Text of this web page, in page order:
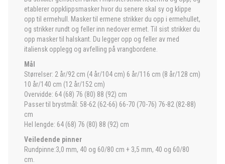
etablerer oppklippsmasker hvor du senere skal sy og klippe
opp til ermehull. Masker til ermene strikker du opp i ermehullet,
og strikker rundt og feller inn nedover ermet. Til sist strikker du
opp masker til halskant. Du legger opp og feller av med
italiensk opplegg og avfelling på vrangbordene.
Mål
Størrelser: 2 år/92 cm (4 år/104 cm) 6 år/116 cm (8 år/128 cm)
10 år/140 cm (12 år/152 cm)
Overvidde: 64 (68) 76 (80) 88 (92) cm
Passer til brystmål: 58-62 (62-66) 66-70 (70-76) 76-82 (82-88)
cm
Hel lengde: 64 (68) 76 (80) 88 (92) cm
Veiledende pinner
Rundpinne:3,0 mm, 40 og 60/80 cm + 3,5 mm, 40 og 60/80
cm.